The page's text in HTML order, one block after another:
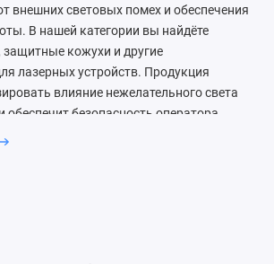
внешних световых помех и обеспечения
В нашей категории вы найдёте
кожухи и другие
лазерных устройств. Продукция
влияние нежелательного света
обеспечит безопасность оператора.
для сохранения точности и